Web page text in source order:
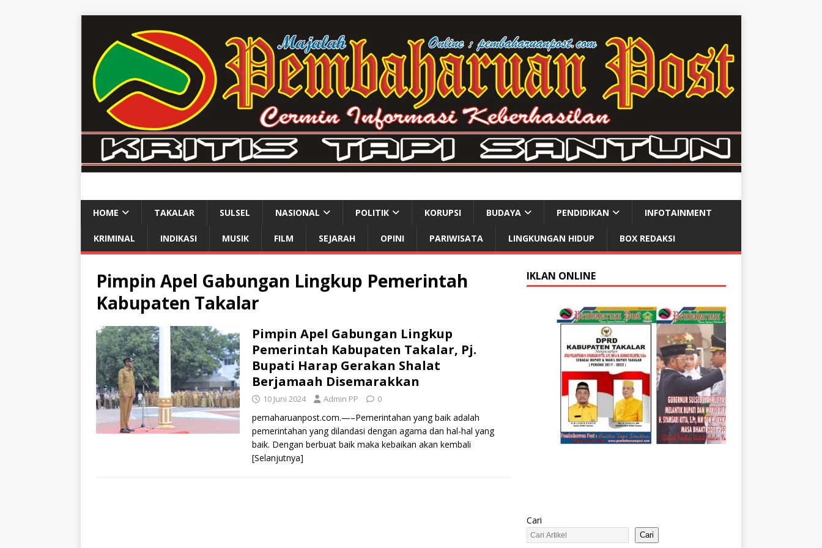
HOME TAKALAR SULSEL NASIONAL POLITIK KORUPSI BUDAYA PENDIDIKAN INFOTAINMENT
KRIMINAL INDIKASI MUSIK FILM SEJARAH OPINI PARIWISATA LINGKUNGAN HIDUP BOX REDAKSI
Pimpin Apel Gabungan Lingkup Pemerintah
Kabupaten Takalar
Pimpin Apel Gabungan Lingkup
Pemerintah Kabupaten Takalar, Pj.
Bupati Harap Gerakan Shalat
Berjamaah Disemarakkan
10 Juni 2024 Admin PP 0
pemaharuanpost.com.—–Pemerintahan yang baik adalah
pemerintahan yang dilandasi dengan agama dan hal-hal yang
baik. Dengan berbuat baik maka kebaikan akan kembali
[Selanjutnya]
IKLAN ONLINE
Cari
Cari